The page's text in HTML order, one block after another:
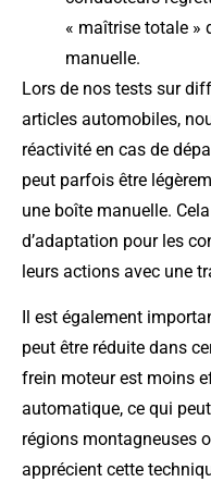
« maîtrise totale »
manuelle.
Lors de nos tests sur
articles automobiles,
réactivité en cas de
peut parfois être
une boîte manuelle.
d’adaptation pour les
leurs actions avec une
Il est également
peut être réduite dans
frein moteur est moins
automatique, ce qui
régions montagneuses
apprécient cette